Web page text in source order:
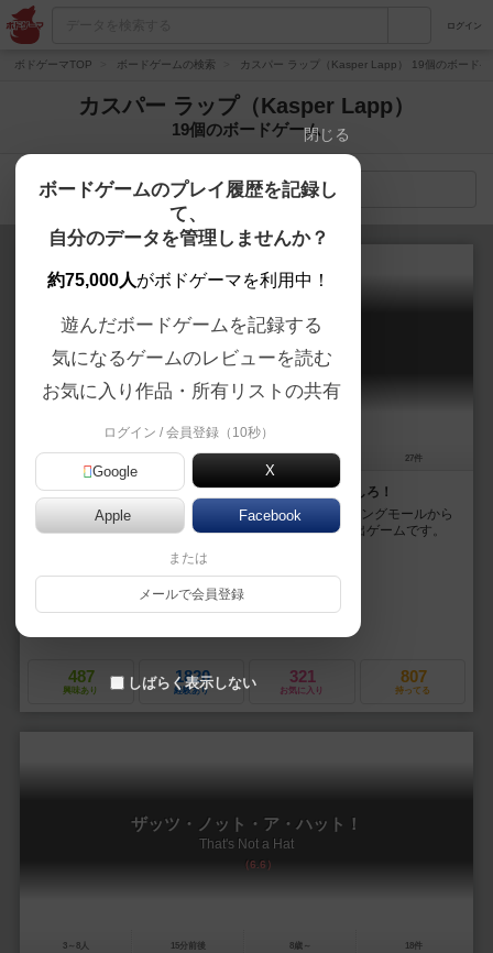
ログイン
ボドゲーマTOP ボードゲームの検索 カスパー ラップ（Kasper Lapp） 19個のボードゲ
カスパー ラップ（Kasper Lapp）
19個のボードゲーム
検索メニュー
マジックメイズ
Magic Maze
15分前後 27件
仲間と協力して制限時間内に装備品を手に入れて脱出しろ！
マジックメイズは、4人のヒーローを操作し、ショッピングモールから
アイテムを盗み、脱出させる、リアルタイム協力型脱出ゲームです。
カスパー・ラップ（Kasper Lapp）
ギョム（Gyom）
シットダウン！（Sit Down!）
487
興味あり
1820
経験あり
321
お気に入り
807
持ってる
ザッツ・ノット・ア・ハット！
That's Not a Hat
6.6
3～8人 15分前後 8歳～ 18件
閉じる
ボードゲームのプレイ履歴を記録し
て、
自分のデータを管理しませんか？
約75,000人がボドゲーマを利用中！
遊んだボードゲームを記録する
気になるゲームのレビューを読む
お気に入り作品・所有リストの共有
ログイン / 会員登録（10秒）
Google X
Apple Facebook
または
メールで会員登録
しばらく表示しない